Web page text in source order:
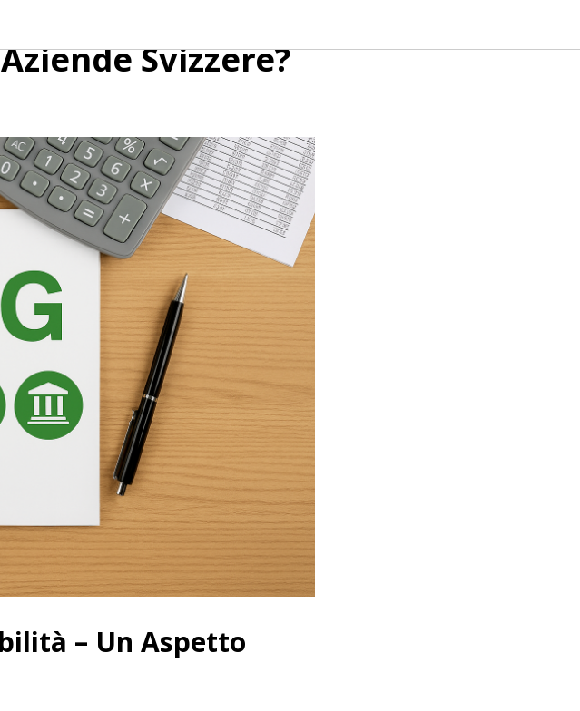
– Un
Svizzere?
– Un Aspetto